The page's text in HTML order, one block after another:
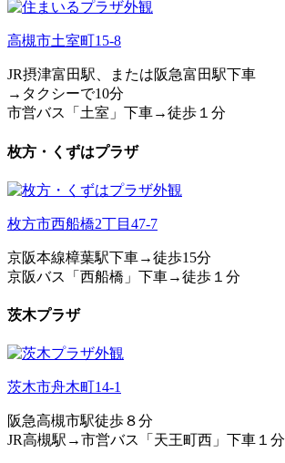
高槻市土室町15-8
JR摂津富田駅、または阪急富田駅下車
→タクシーで10分
市営バス「土室」下車→徒歩１分
枚方・くずはプラザ
枚方市西船橋2丁目47-7
京阪本線樟葉駅下車→徒歩15分
京阪バス「西船橋」下車→徒歩１分
茨木プラザ
茨木市舟木町14-1
阪急高槻市駅徒歩８分
JR高槻駅→市営バス「天王町西」下車１分